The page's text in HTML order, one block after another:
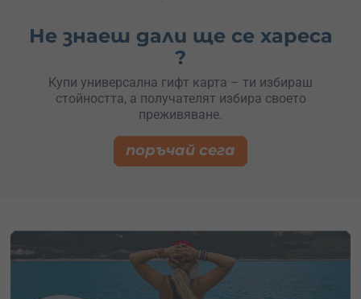
Не знаеш дали ще се хареса
?
Купи универсална гифт карта – ти избираш
стойността, а получателят избира своето
преживяване.
поръчай сега